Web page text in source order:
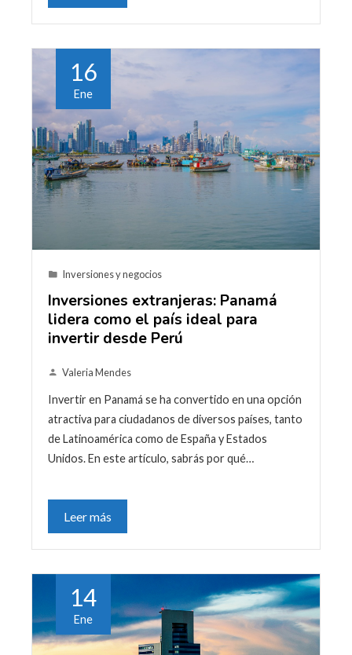
16
Ene
Inversiones y negocios
Inversiones extranjeras: Panamá
lidera como el país ideal para
invertir desde Perú
Valeria Mendes
Invertir en Panamá se ha convertido en una opción
atractiva para ciudadanos de diversos países, tanto
de Latinoamérica como de España y Estados
Unidos. En este artículo, sabrás por qué…
Leer más
14
Ene